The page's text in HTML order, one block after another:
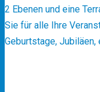
2 Ebenen und eine
Sie für alle Ihre
Geburtstage, Jubiläen,